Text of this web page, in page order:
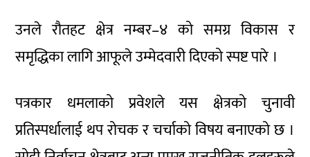
उनले रौतहट क्षेत्र नम्बर–४ को समग्र विकास र
समृद्धिका लागि आफूले उम्मेदवारी दिएको स्पष्ट पारे ।
पत्रकार धमलाको प्रवेशले यस क्षेत्रको चुनावी
प्रतिस्पर्धालाई थप रोचक र चर्चाको विषय बनाएको छ ।